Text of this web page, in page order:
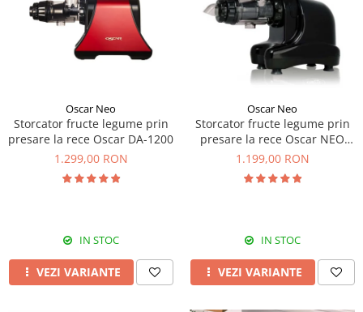
chiuvete
Accesorii chiuvete bucatarie
Gratar protectie chiuveta
Tocatoare lemn si sticla
Sisteme de scurgere si cleme
Tavita scurgere vase/legume/fructe
Dispenser detergent
Rasnite de cafea
Roboti de bucatarie
Combine frigorifice
Espressoare cafea
Aparate de gatit-aragazuri
Seturi Electrocasnice
Termostate si senzori Livolo
Sonerii electrice
Construieste singur
Panouri si rame
Oscar Neo
Storcator fructe legume prin
presare la rece Oscar DA-1200
1.299,00 RON
IN STOC
VEZI VARIANTE
Oscar Neo
Storcator fructe legume prin
presare la rece Oscar NEO
DA1000
1.199,00 RON
IN STOC
VEZI VARIANTE